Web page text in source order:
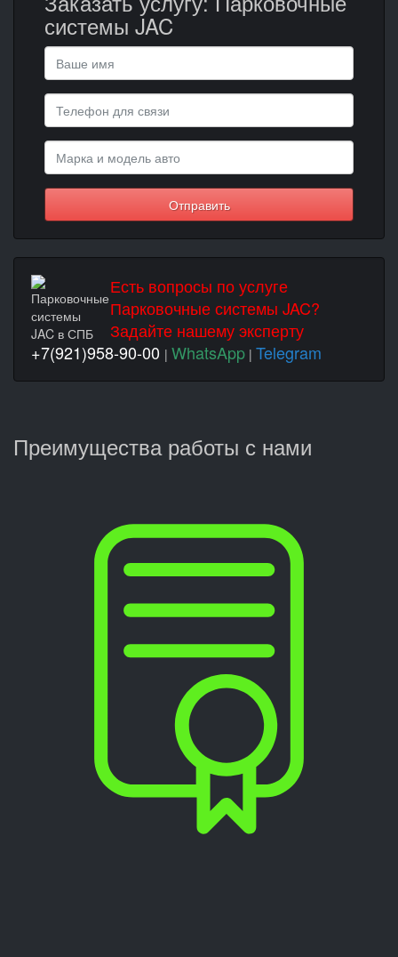
системы JAC
Отправить
Есть вопросы по услуге
Парковочные системы JAC?
Задайте нашему эксперту
+7(921)958-90-00 | WhatsApp | Telegram
Преимущества работы с нами